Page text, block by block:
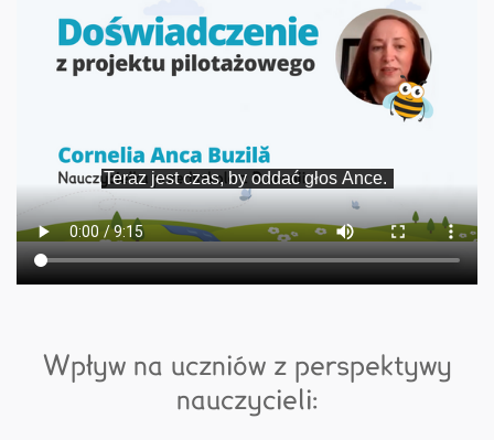
Wpływ na uczniów z perspektywy
nauczycieli: